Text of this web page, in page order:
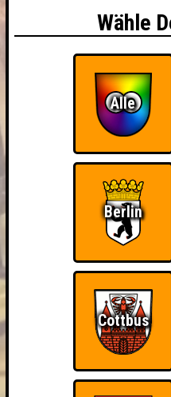
Wähle
Alle
Berlin
Cottbus